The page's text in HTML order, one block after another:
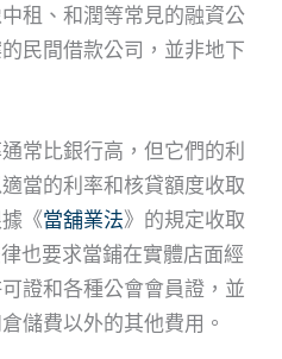
租、和潤等常見的融資公
民間借款公司，並非地下
常比銀行高，但它們的利
當的利率和核貸額度收取
《當舖業法》的規定收取
也要求當鋪在實體店面經
證和各種公會會員證，並
儲費以外的其他費用。